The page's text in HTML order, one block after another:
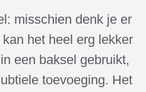
misschien denk je er
het heel erg lekker
een baksel gebruikt,
toevoeging. Het